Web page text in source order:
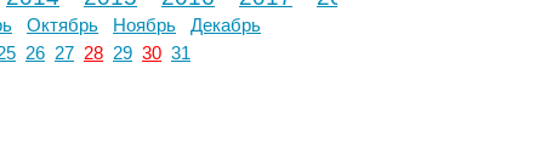
Октябрь Ноябрь
Декабрь
26 27 28 29 30 31